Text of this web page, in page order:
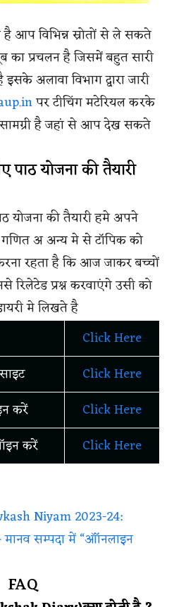
है आप विभिन्न स्रोतों से ले सकते
प्रचलन है जिसमें बहुत सारी
अलावा विभाग द्वारा जारी
पर टीचिंग मटेरियल करके
है जहां से आप देख सकते
पाठ योजना की तैयारी
योजना की तैयारी हमे अपने
गणित अ अन्य मे से टॉपिक को
रहता है कि आज जाकर बच्चों
प्रश्न करवाएंगे उसी को
मे लिखते है
Click Here
Click Here
करें
Click Here
करें
Click Here
Niyam 2023-24:
मानव सम्पदा में “ऑॉनलाइन
FAQ